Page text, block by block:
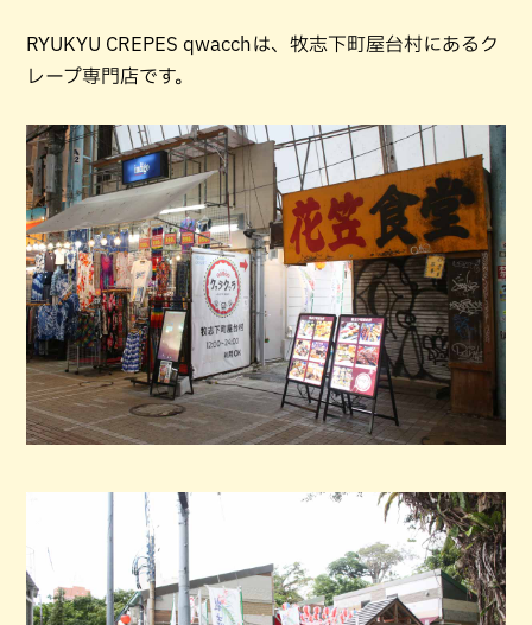
RYUKYU CREPES qwacchは、牧志下町屋台村にあるク
レープ専門店です。